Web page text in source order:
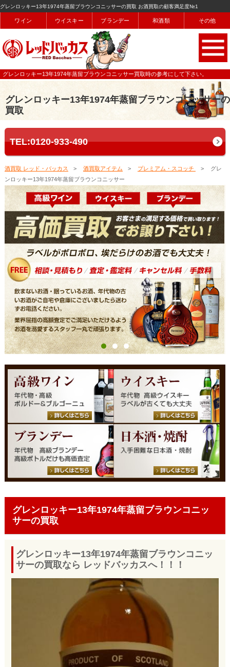
グレンロッキー13年1974年蒸留ブラウンコニッサーの買取 お酒買取の顧客満足度№1
ワイン ウイスキー ブランデー 和酒類 その他
グレンロッキー13年1974年蒸留ブラウンコニッサー買取時の参考にして下さい。
グレンロッキー13年1974年蒸留ブラウンコニッサーの
買取
TEL:0120-933-490
酒買取 レッド・バッカス 酒買取アイテム プレミアム・スコッチ
グレ
ンロッキー13年1974年蒸留ブラウンコニッサー
グレンロッキー13年1974年蒸留ブラウンコニッ
サーの買取
グレンロッキー13年1974年蒸留ブラウンコニッ
サーの買取なら レッドバッカスへ！！！